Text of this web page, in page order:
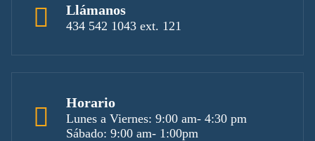
Llámanos
434 542 1043 ext. 121
Horario
Lunes a Viernes: 9:00 am- 4:30 pm
Sábado: 9:00 am- 1:00pm